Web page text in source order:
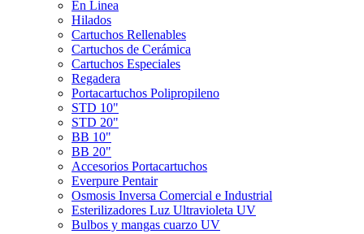
En Linea
Hilados
Cartuchos Rellenables
Cartuchos de Cerámica
Cartuchos Especiales
Regadera
Portacartuchos Polipropileno
STD 10"
STD 20"
BB 10"
BB 20"
Accesorios Portacartuchos
Everpure Pentair
Osmosis Inversa Comercial e Industrial
Esterilizadores Luz Ultravioleta UV
Bulbos y mangas cuarzo UV